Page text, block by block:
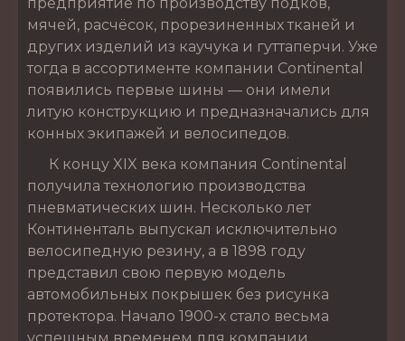
мячей, расчёсок, прорезиненных тканей и
других изделий из каучука и гуттаперчи. Уже
тогда в ассортименте компании Continental
появились первые шины — они имели
литую конструкцию и предназначались для
конных экипажей и велосипедов.
К концу XIX века компания Continental
получила технологию производства
пневматических шин. Несколько лет
Континенталь выпускал исключительно
велосипедную резину, а в 1898 году
представил свою первую модель
автомобильных покрышек без рисунка
протектора. Начало 1900-х стало весьма